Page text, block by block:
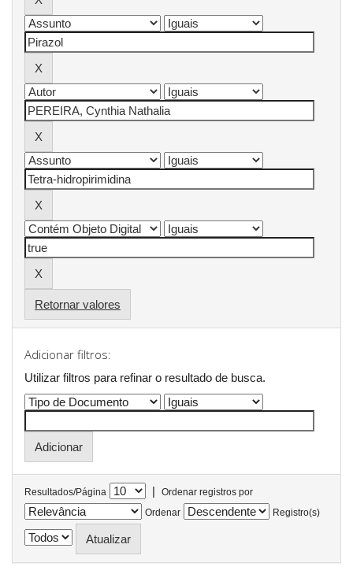
Retornar valores
Adicionar filtros:
Utilizar filtros para refinar o resultado de busca.
Resultados/Página |
Ordenar registros por
Ordenar
Registro(s)